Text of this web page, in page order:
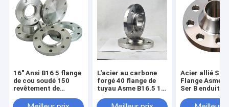
16" Ansi B16 5 flange
de cou soudé 150
revêtement de
L'acier au carbone
forgé 40 flange de
tuyau Asme B16.5 12
Acier allié Sch
Flange Asme
Ser B enduit de